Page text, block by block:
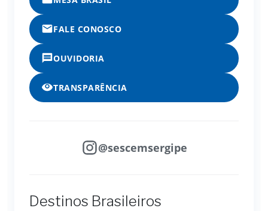
FALE CONOSCO
OUVIDORIA
TRANSPARÊNCIA
@sescemsergipe
Destinos Brasileiros